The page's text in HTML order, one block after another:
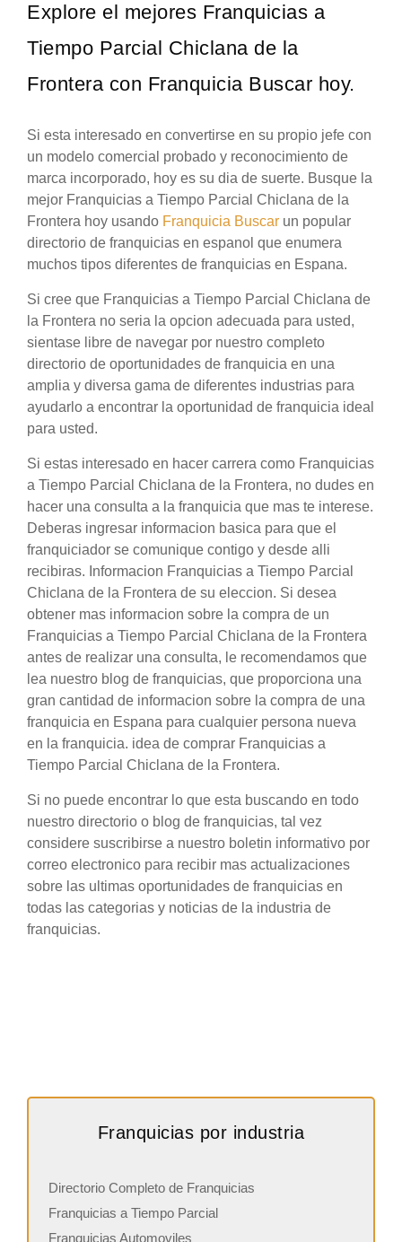
Explore el mejores Franquicias a
Tiempo Parcial Chiclana de la
Frontera con Franquicia Buscar hoy.
Si esta interesado en convertirse en su propio jefe con
un modelo comercial probado y reconocimiento de
marca incorporado, hoy es su dia de suerte. Busque la
mejor Franquicias a Tiempo Parcial Chiclana de la
Frontera hoy usando Franquicia Buscar un popular
directorio de franquicias en espanol que enumera
muchos tipos diferentes de franquicias en Espana.
Si cree que Franquicias a Tiempo Parcial Chiclana de
la Frontera no seria la opcion adecuada para usted,
sientase libre de navegar por nuestro completo
directorio de oportunidades de franquicia en una
amplia y diversa gama de diferentes industrias para
ayudarlo a encontrar la oportunidad de franquicia ideal
para usted.
Si estas interesado en hacer carrera como Franquicias
a Tiempo Parcial Chiclana de la Frontera, no dudes en
hacer una consulta a la franquicia que mas te interese.
Deberas ingresar informacion basica para que el
franquiciador se comunique contigo y desde alli
recibiras. Informacion Franquicias a Tiempo Parcial
Chiclana de la Frontera de su eleccion. Si desea
obtener mas informacion sobre la compra de un
Franquicias a Tiempo Parcial Chiclana de la Frontera
antes de realizar una consulta, le recomendamos que
lea nuestro blog de franquicias, que proporciona una
gran cantidad de informacion sobre la compra de una
franquicia en Espana para cualquier persona nueva
en la franquicia. idea de comprar Franquicias a
Tiempo Parcial Chiclana de la Frontera.
Si no puede encontrar lo que esta buscando en todo
nuestro directorio o blog de franquicias, tal vez
considere suscribirse a nuestro boletin informativo por
correo electronico para recibir mas actualizaciones
sobre las ultimas oportunidades de franquicias en
todas las categorias y noticias de la industria de
franquicias.
Franquicias por industria
Directorio Completo de Franquicias
Franquicias a Tiempo Parcial
Franquicias Automoviles